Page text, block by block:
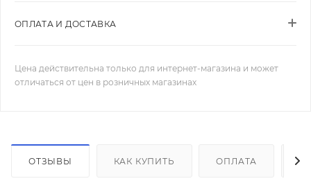
ОПЛАТА И ДОСТАВКА
Цена действительна только для интернет-магазина и может
отличаться от цен в розничных магазинах
ОТЗЫВЫ КАК КУПИТЬ ОПЛАТА